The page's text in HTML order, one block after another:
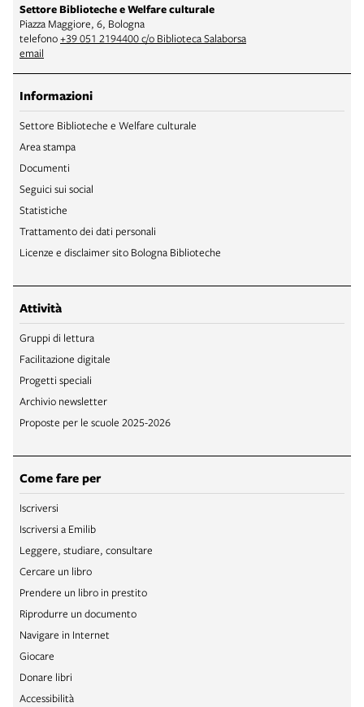
Settore Biblioteche e Welfare culturale
Piazza Maggiore, 6, Bologna
telefono+39 051 2194400 c/o Biblioteca Salaborsa
email
Informazioni
Settore Biblioteche e Welfare culturale
Area stampa
Documenti
Seguici sui social
Statistiche
Trattamento dei dati personali
Licenze e disclaimer sito Bologna Biblioteche
Attività
Gruppi di lettura
Facilitazione digitale
Progetti speciali
Archivio newsletter
Proposte per le scuole 2025-2026
Come fare per
Iscriversi
Iscriversi a Emilib
Leggere, studiare, consultare
Cercare un libro
Prendere un libro in prestito
Riprodurre un documento
Navigare in Internet
Giocare
Donare libri
Accessibilità